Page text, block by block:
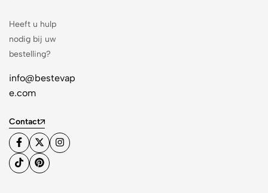
Heeft u hulp
nodig bij uw
bestelling?
info@bestevap
e.com
Contact